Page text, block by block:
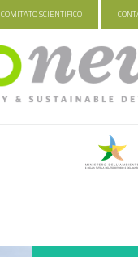
COMITATO SCIENTIFICO